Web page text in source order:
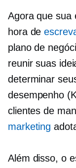
Agora que sua
hora de
plano de
reunir suas
determinar
desempenho
clientes de
marketing
Além disso, o